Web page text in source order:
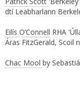
dtí Leabharlann
Eilís O’Connell RHA
Áras FitzGerald, Scoil
Chac Mool by